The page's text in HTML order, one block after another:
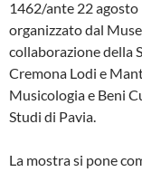
1462/ante 22 agosto
organizzato dal
collaborazione della
Cremona Lodi e
Musicologia e Beni
Studi di Pavia.
La mostra si pone